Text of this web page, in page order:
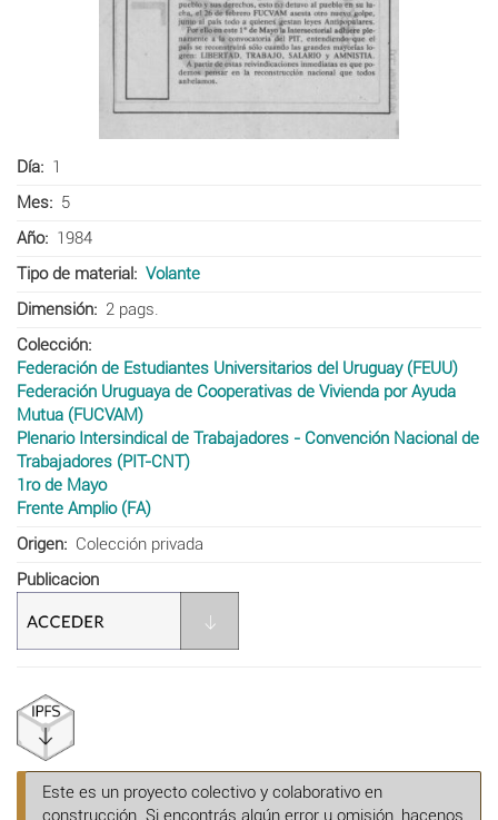
Día
1
Mes
5
Año
1984
Tipo de material
Volante
Dimensión
2 pags.
Colección
Federación de Estudiantes Universitarios del Uruguay (FEUU)
Federación Uruguaya de Cooperativas de Vivienda por Ayuda
Mutua (FUCVAM)
Plenario Intersindical de Trabajadores - Convención Nacional de
Trabajadores (PIT-CNT)
1ro de Mayo
Frente Amplio (FA)
Origen
Colección privada
Publicacion
Este es un proyecto colectivo y colaborativo en
construcción. Si encontrás algún error u omisión, hacenos